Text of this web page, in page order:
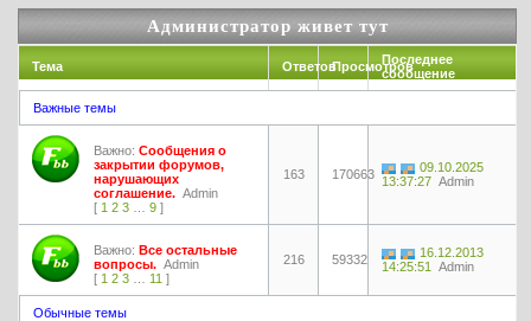
Администратор живет тут
Тема ОтветовПросмотровПоследнее
сообщение
Важные темы
Важно: Сообщения о
закрытии форумов,
нарушающих
соглашение. Admin
[ 1 2 3 9 ]
163 170663
09.10.2025
13:37:27 Admin
Важно: Все остальные
вопросы. Admin
[ 1 2 3 11 ]
216 59332
16.12.2013
14:25:51
Admin
Обычные темы